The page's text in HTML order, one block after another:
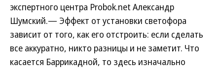
экспертного центра Probok.net Александр
Шумский.— Эффект от установки светофора
зависит от того, как его отстроить: если сделать
все аккуратно, никто разницы и не заметит. Что
касается Баррикадной, то здесь изначально